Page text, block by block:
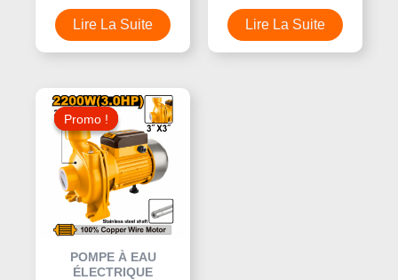
Sur
5
Lire La Suite
Sur
5
Lire La Suite
Promo !
Promo !
POMPE À EAU
ÉLECTRIQUE
Le
Prix
Initial
Était :
Le